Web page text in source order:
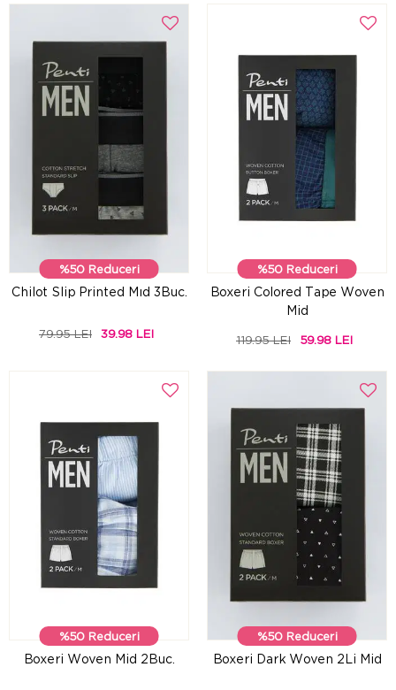
%50 Reduceri
Chilot Slip Printed Mıd 3Buc.
79.95 LEI 39.98 LEI
%50 Reduceri
Boxeri Colored Tape Woven
Mid
119.95 LEI 59.98 LEI
%50 Reduceri
Boxeri Woven Mid 2Buc.
%50 Reduceri
Boxeri Dark Woven 2Li Mid